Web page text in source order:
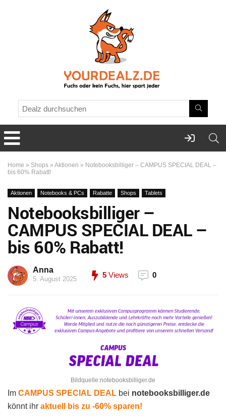
Home » Shops » Aktionen » Notebooksbilliger – CAMPUS SPECIAL DEAL –
bis 60% Rabatt!
Aktionen Notebooks & PCs Rabatte Shops Tablets
Notebooksbilliger –
CAMPUS SPECIAL DEAL –
bis 60% Rabatt!
Anna
5. August 2025 5 Views 0
Bildquelle:notebooksbilliger.de
Im CAMPUS SPECIAL DEAL bei notebooksbilliger.de
könnt ihr aktuell bis zu -60% sparen!